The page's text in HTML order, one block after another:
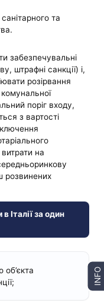
та
забезпечувальні
штрафні санкції) і,
розірвання
поріг входу,
з вартості
на
розвинених
Італії за один
об’єкта
INFO